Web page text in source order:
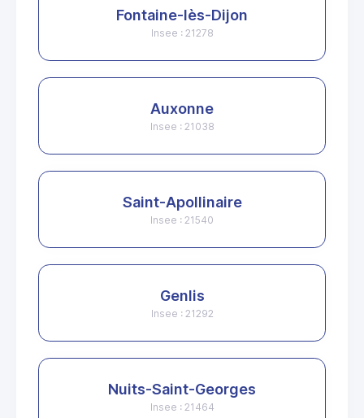
Fontaine-lès-Dijon
Insee : 21278
Auxonne
Insee : 21038
Saint-Apollinaire
Insee : 21540
Genlis
Insee : 21292
Nuits-Saint-Georges
Insee : 21464